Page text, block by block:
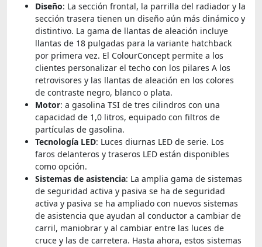
Diseño: La sección frontal, la parrilla del radiador y la
sección trasera tienen un diseño aún más dinámico y
distintivo. La gama de llantas de aleación incluye
llantas de 18 pulgadas para la variante hatchback
por primera vez. El ColourConcept permite a los
clientes personalizar el techo con los pilares A los
retrovisores y las llantas de aleación en los colores
de contraste negro, blanco o plata.
Motor: a gasolina TSI de tres cilindros con una
capacidad de 1,0 litros, equipado con filtros de
partículas de gasolina.
Tecnología LED: Luces diurnas LED de serie. Los
faros delanteros y traseros LED están disponibles
como opción.
Sistemas de asistencia: La amplia gama de sistemas
de seguridad activa y pasiva se ha de seguridad
activa y pasiva se ha ampliado con nuevos sistemas
de asistencia que ayudan al conductor a cambiar de
carril, maniobrar y al cambiar entre las luces de
cruce y las de carretera. Hasta ahora, estos sistemas